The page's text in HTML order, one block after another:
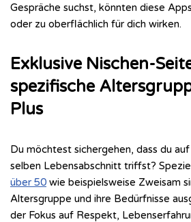
Gespräche suchst, könnten diese
oder zu oberflächlich für dich wirken.
Exklusive Nischen-
spezifische
Plus
Du möchtest sichergehen, dass du
selben Lebensabschnitt triffst?
über 50 wie beispielsweise Zweisam
Altersgruppe und ihre Bedürfnisse
der Fokus auf Respekt,